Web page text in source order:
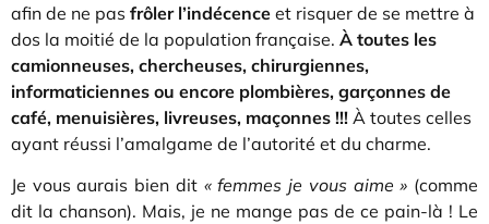
afin de ne pas frôler l’indécence et risquer de se mettre à
dos la moitié de la population française. À toutes les
camionneuses, chercheuses, chirurgiennes,
informaticiennes ou encore plombières, garçonnes de
café, menuisières, livreuses, maçonnes !!! À toutes celles
ayant réussi l’amalgame de l’autorité et du charme.
Je vous aurais bien dit « femmes je vous aime » (comme
dit la chanson). Mais, je ne mange pas de ce pain-là ! Le